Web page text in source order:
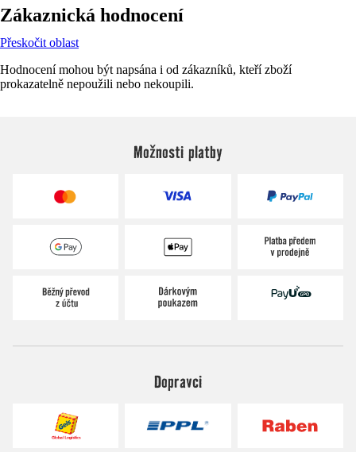
Zákaznická hodnocení
Přeskočit oblast
Hodnocení mohou být napsána i od zákazníků, kteří zboží
prokazatelně nepoužili nebo nekoupili.
Možnosti platby
Dopravci